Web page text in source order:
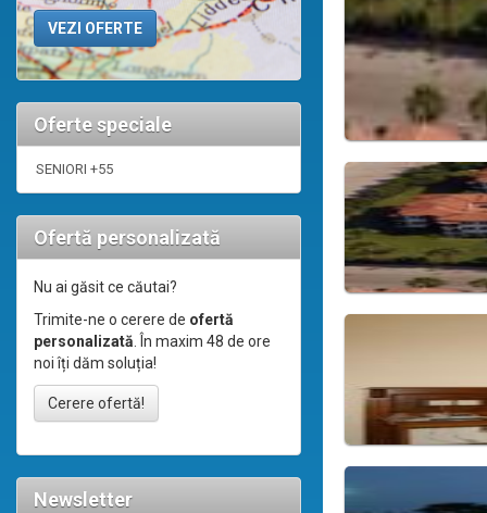
Oferte speciale
SENIORI +55
Ofertă personalizată
Nu ai găsit ce căutai?
Trimite-ne o cerere de ofertă
personalizată. În maxim 48 de ore
noi îți dăm soluția!
Cerere ofertă!
Newsletter